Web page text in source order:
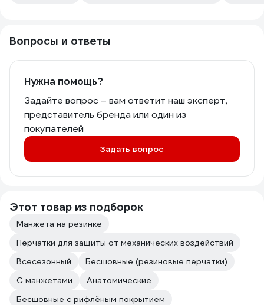
Вопросы и ответы
Нужна помощь?
Задайте вопрос – вам ответит наш эксперт,
представитель бренда или один из
покупателей
Задать вопрос
Этот товар из подборок
Манжета на резинке
Перчатки для защиты от механических воздействий
Всесезонный
Бесшовные (резиновые перчатки)
С манжетами
Анатомические
Бесшовные с рифлёным покрытием